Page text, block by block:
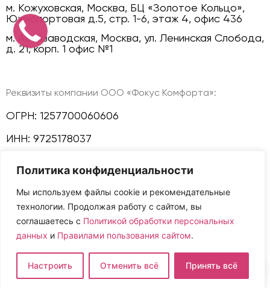
Политика конфиденциальности
Мы используем файлы cookie и рекомендательные
технологии. Продолжая работу с сайтом, вы
соглашаетесь с Политикой обработки персональных
данных и Правилами пользования сайтом.
Настроить Отменить всё Принять всё
м. Кожуховская, Москва, БЦ «Золотое Кольцо»,
Южнопортовая д.5, стр. 1-6, этаж 4, офис 436
м. Автозаводская, Москва, ул. Ленинская Слобода,
д. 21, корп. 1 офис №1
Реквизиты компании ООО «Фокус Комфорта»:
ОГРН: 1257700060606
ИНН: 9725178037
КПП: 772501001
Политика конфиденциальности
Сайт и размещенная на нем информация не
являются публичной офертой